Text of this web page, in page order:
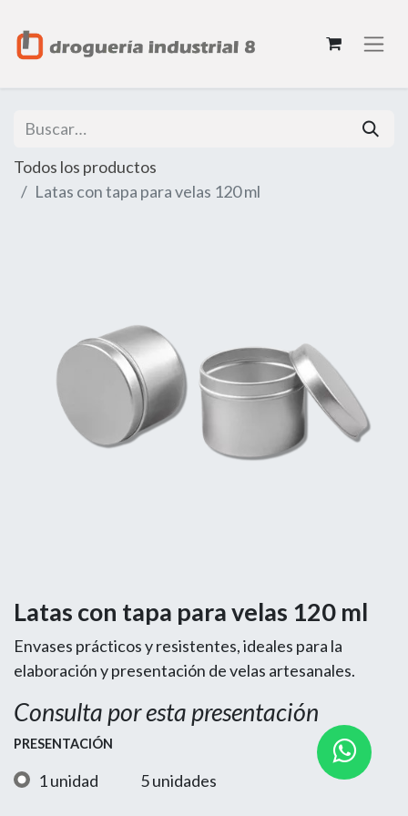
Todos los productos
Latas con tapa para velas 120 ml
Latas con tapa para velas 120 ml
Envases prácticos y resistentes, ideales para la
elaboración y presentación de velas artesanales.
Consulta por esta presentación
PRESENTACIÓN
1 unidad 5 unidades